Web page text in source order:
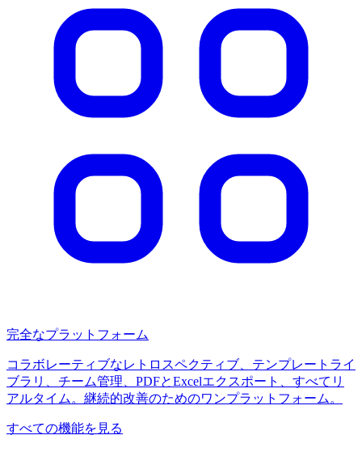
完全なプラットフォーム
コラボレーティブなレトロスペクティブ、テンプレートライ
ブラリ、チーム管理、PDFとExcelエクスポート、すべてリ
アルタイム。継続的改善のためのワンプラットフォーム。
すべての機能を見る